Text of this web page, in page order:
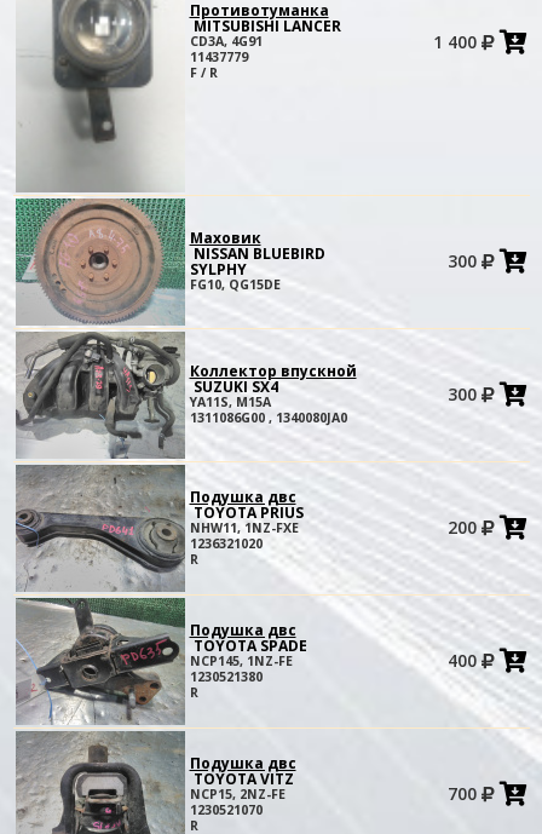
Противотуманка
MITSUBISHI LANCER
CD3A, 4G91
11437779
F / R
1 400
Маховик
NISSAN BLUEBIRD
SYLPHY
FG10, QG15DE
300
Коллектор впускной
SUZUKI SX4
YA11S, M15A
1311086G00 , 1340080JA0
300
Подушка двс
TOYOTA PRIUS
NHW11, 1NZ-FXE
1236321020
R
200
Подушка двс
TOYOTA SPADE
NCP145, 1NZ-FE
1230521380
R
400 в
Подушка двс
TOYOTA VITZ
NCP15, 2NZ-FE
1230521070
R
700